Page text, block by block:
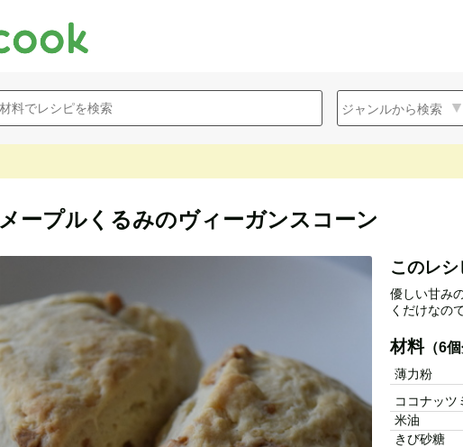
メープルくるみのヴィーガンスコーン
このレ
優しい甘み
くだけなの
材料（6個
薄力粉
ココナッツ
米油
きび砂糖